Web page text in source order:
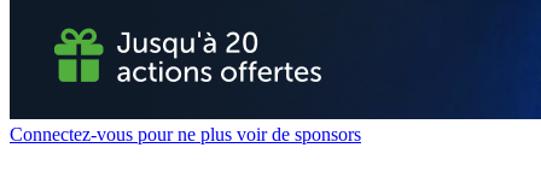
Connectez-vous pour ne plus voir de sponsors